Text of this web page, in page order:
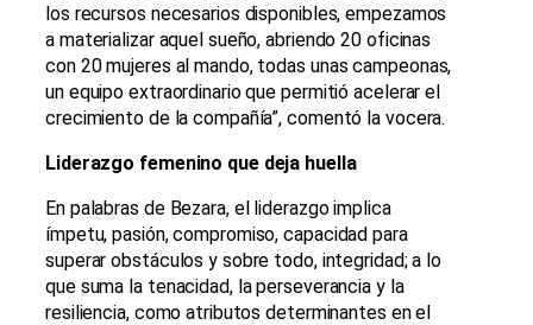
los recursos necesarios disponibles, empezamos
a materializar aquel sueño, abriendo 20 oficinas
con 20 mujeres al mando, todas unas campeonas,
un equipo extraordinario que permitió acelerar el
crecimiento de la compañía”, comentó la vocera.
Liderazgo femenino que deja huella
En palabras de Bezara, el liderazgo implica
ímpetu, pasión, compromiso, capacidad para
superar obstáculos y sobre todo, integridad; a lo
que suma la tenacidad, la perseverancia y la
resiliencia, como atributos determinantes en el